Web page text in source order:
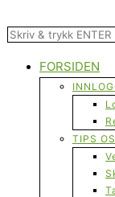
FORSIDEN
TIPS